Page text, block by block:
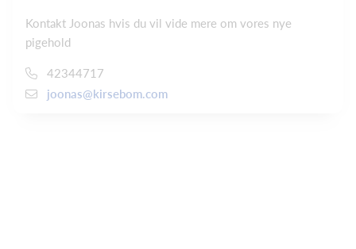
Kontakt Joonas hvis du vil vide mere om vores nye
pigehold
42344717
joonas@kirsebom.com